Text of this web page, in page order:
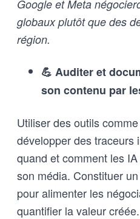
Google et Meta
globaux plutôt que des
région.
💪 Auditer et
son contenu par
Utiliser des outils
développer des traceurs
quand et comment les
son média. Constituer
pour alimenter les
quantifier la valeur créée.